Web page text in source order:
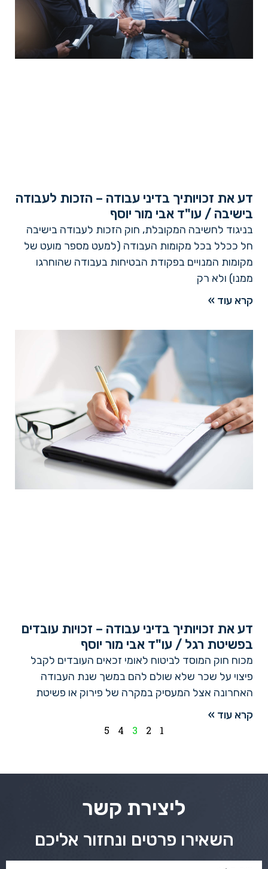
דע את זכויותיך בדיני עבודה – הזכות לעבודה
בישיבה / עו"ד אבי מור יוסף
בניגוד לחשיבה המקובלת, חוק הזכות לעבודה בישיבה
חל ככלל בכל מקומות העבודה (למעט מספר מועט של
מקומות המנויים בפקודת הבטיחות בעבודה שהוחרגו
ממנו) ולא רק
קרא עוד »
דע את זכויותיך בדיני עבודה – זכויות עובדים
בפשיטת רגל / עו"ד אבי מור יוסף
מכוח חוק המוסד לביטוח לאומי זכאים העובדים לקבל
פיצוי על שכר שלא שולם להם במשך שנת העבודה
האחרונה אצל המעסיק במקרה של פירוק או פשיטת
קרא עוד »
1
2
3
4
5
ליצירת קשר
השאירו פרטים ונחזור אליכם